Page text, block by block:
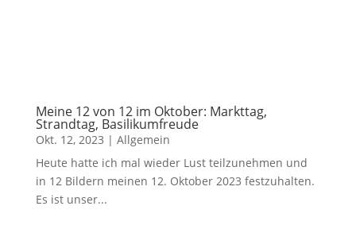
Meine 12 von 12 im Oktober: Markttag,
Strandtag, Basilikumfreude
Okt. 12, 2023 | Allgemein
Heute hatte ich mal wieder Lust teilzunehmen und
in 12 Bildern meinen 12. Oktober 2023 festzuhalten.
Es ist unser...